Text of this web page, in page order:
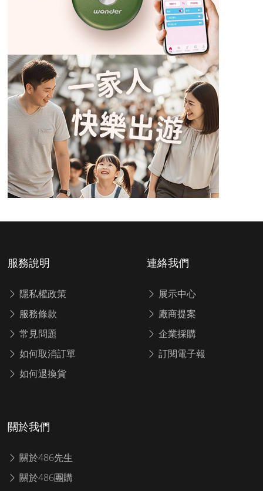
服務說明
隱私權政策
服務條款
常見問題
如何取消訂單
如何退換貨
連絡我們
展示中心
廠商提案
企業採購
訂閱電子報
關於我們
關於486先生
關於486團購